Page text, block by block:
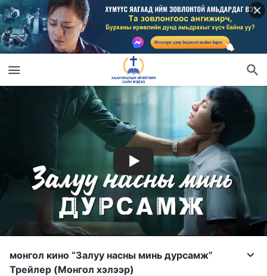
монгол кино “Залуу насны минь дурсамж”
Трейлер (Mонгол хэлээр)